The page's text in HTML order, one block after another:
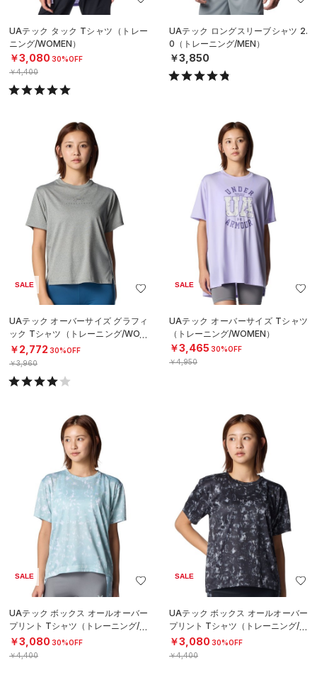
UAテック タック Tシャツ（トレー
ニング/WOMEN）
￥3,080 30%OFF
￥4,400
UAテック ロングスリーブシャツ 2.
0（トレーニング/MEN）
￥3,850
SALE
UAテック オーバーサイズ グラフィ
ック Tシャツ（トレーニング/WOM
EN）
￥2,772 30%OFF
￥3,960
SALE
UAテック オーバーサイズ Tシャツ
（トレーニング/WOMEN）
￥3,465 30%OFF
￥4,950
SALE
UAテック ボックス オールオーバー
プリント Tシャツ（トレーニング/W
OMEN）
￥3,080 30%OFF
￥4,400
SALE
UAテック ボックス オールオーバー
プリント Tシャツ（トレーニング/W
OMEN）
￥3,080 30%OFF
￥4,400